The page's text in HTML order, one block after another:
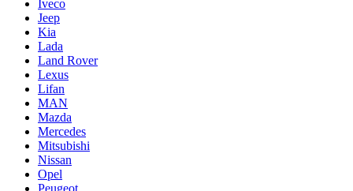
Iveco
Jeep
Kia
Lada
Land Rover
Lexus
Lifan
MAN
Mazda
Mercedes
Mitsubishi
Nissan
Opel
Peugeot